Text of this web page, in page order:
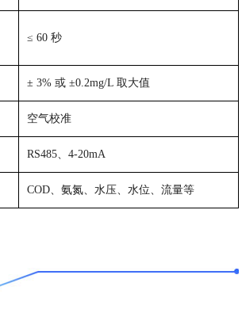
≤ 60 秒
± 3% 或 ±0.2mg/L 取大值
空气校准
RS485、 4-20mA
COD、氨氮、水压、水位、流量等